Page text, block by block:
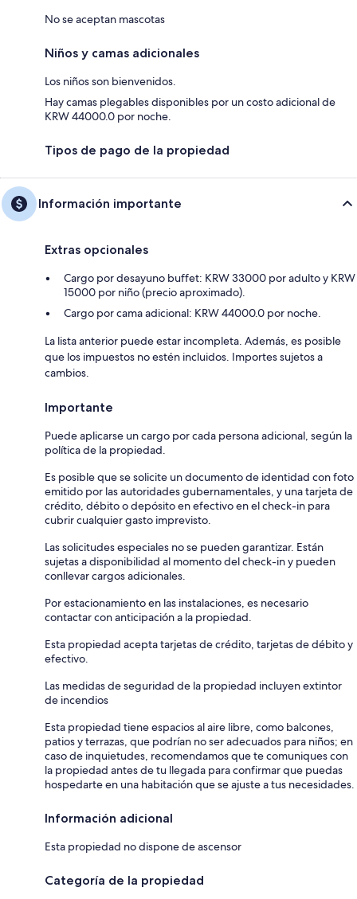
No se aceptan mascotas
Niños y camas adicionales
Los niños son bienvenidos.
Hay camas plegables disponibles por un costo adicional de
KRW 44000.0 por noche.
Tipos de pago de la propiedad
Información importante
Extras opcionales
Cargo por desayuno buffet: KRW 33000 por adulto y KRW
15000 por niño (precio aproximado).
Cargo por cama adicional: KRW 44000.0 por noche.
La lista anterior puede estar incompleta. Además, es posible
que los impuestos no estén incluidos. Importes sujetos a
cambios.
Importante
Puede aplicarse un cargo por cada persona adicional, según la
política de la propiedad.
Es posible que se solicite un documento de identidad con foto
emitido por las autoridades gubernamentales, y una tarjeta de
crédito, débito o depósito en efectivo en el check-in para
cubrir cualquier gasto imprevisto.
Las solicitudes especiales no se pueden garantizar. Están
sujetas a disponibilidad al momento del check-in y pueden
conllevar cargos adicionales.
Por estacionamiento en las instalaciones, es necesario
contactar con anticipación a la propiedad.
Esta propiedad acepta tarjetas de crédito, tarjetas de débito y
efectivo.
Las medidas de seguridad de la propiedad incluyen extintor
de incendios
Esta propiedad tiene espacios al aire libre, como balcones,
patios y terrazas, que podrían no ser adecuados para niños; en
caso de inquietudes, recomendamos que te comuniques con
la propiedad antes de tu llegada para confirmar que puedas
hospedarte en una habitación que se ajuste a tus necesidades.
Información adicional
Esta propiedad no dispone de ascensor
Categoría de la propiedad